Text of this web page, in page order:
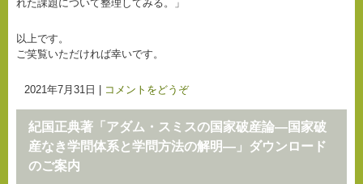
れた課題について整理してみる。」
以上です。
ご笑覧いただければ幸いです。
2021年7月31日 コメントをどうぞ
紀国正典著「アダム・スミスの国家破産論―国家破
産なき学問体系と学問方法の解明―」ダウンロード
のご案内